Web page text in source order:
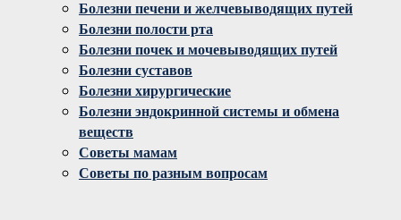
Болезни печени и желчевыводящих путей
Болезни полости рта
Болезни почек и мочевыводящих путей
Болезни суставов
Болезни хирургические
Болезни эндокринной системы и обмена
веществ
Советы мамам
Советы по разным вопросам